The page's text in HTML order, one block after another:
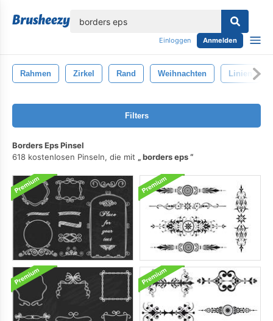
Einloggen Anmelden
Rahmen Zirkel Rand Weihnachten Linien
Filters
Borders Eps Pinsel
618 kostenlosen Pinseln, die mit
borders eps